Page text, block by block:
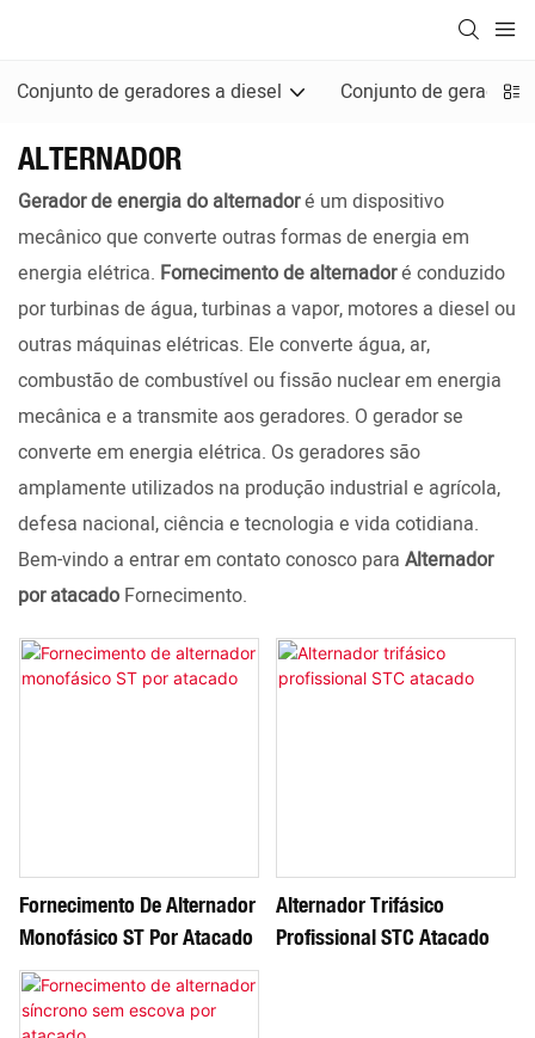
Conjunto de geradores a diesel Conjunto de
ALTERNADOR
Gerador de energia do alternadoré um dispositivo
mecânico que converte outras formas de energia em
energia elétrica. Fornecimento de alternadoré conduzido
por turbinas de água, turbinas a vapor, motores a diesel ou
outras máquinas elétricas. Ele converte água, ar,
combustão de combustível ou fissão nuclear em energia
mecânica e a transmite aos geradores. O gerador se
converte em energia elétrica. Os geradores são
amplamente utilizados na produção industrial e agrícola,
defesa nacional, ciência e tecnologia e vida cotidiana.
Bem-vindo a entrar em contato conosco para Alternador
por atacado Fornecimento.
Fornecimento De Alternador
Monofásico ST Por Atacado
Alternador Trifásico
Profissional STC Atacado